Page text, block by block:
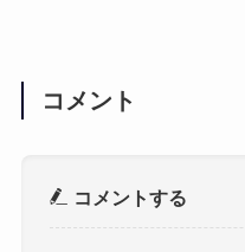
コメント
コメントする